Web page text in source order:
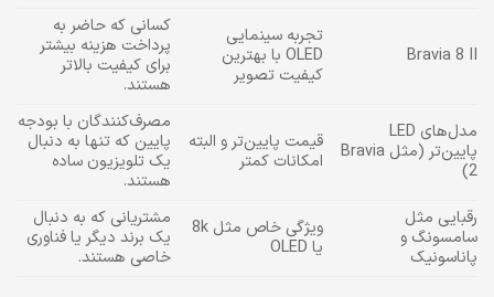
Bravia 8 II
تجربه سینمایی
OLED با بهترین
کیفیت تصویر
کسانی که حاضر به
پرداخت هزینه بیشتر
برای کیفیت بالاتر
هستند.
مدل‌های LED
پایین‌تر (مثل Bravia
2)
قیمت پایین‌تر و البته
امکانات کمتر
مصرف‌کنندگان با بودجه
پایین که تنها به دنبال
یک تلویزیون ساده
هستند.
رقبایی مثل
سامسونگ و
پاناسونیک
ویژگی خاص مثل 8k
یا OLED
مشتریانی که به دنبال
یک برند دیگر یا فناوری
خاصی هستند.